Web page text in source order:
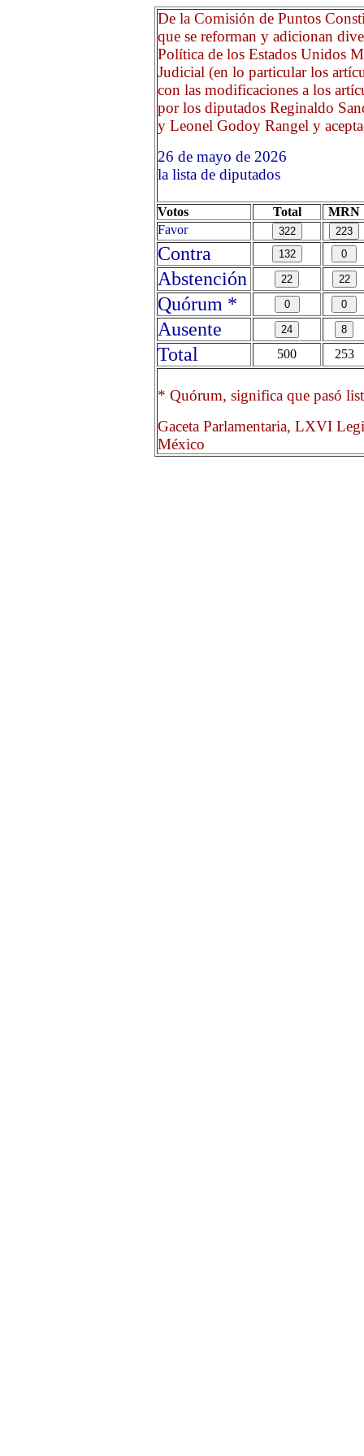
De la Comisión de Puntos
que se reforman y adicionan
Política de los Estados Unidos
Judicial (en lo particular los
con las modificaciones a los
por los diputados Reginaldo
y Leonel Godoy Rangel y
26 de mayo de 2026
la lista de diputados
Votos Total
MRN
Favor
Contra
Abstención
Quórum *
Ausente
Total
500 253
* Quórum, significa que pasó
Gaceta Parlamentaria, LXVI
México